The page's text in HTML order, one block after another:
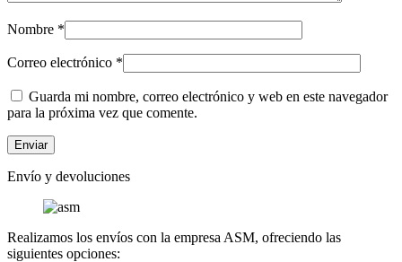
Nombre *
Correo electrónico *
Guarda mi nombre, correo electrónico y web en este navegador
para la próxima vez que comente.
Envío y devoluciones
Realizamos los envíos con la empresa ASM, ofreciendo las
siguientes opciones: